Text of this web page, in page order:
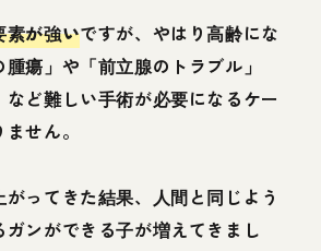
素が強いですが、やはり高齢にな
瘍」や「前立腺のトラブル」
など難しい手術が必要になるケー
せん。
ってきた結果、人間と同じよう
ガンができる子が増えてきまし